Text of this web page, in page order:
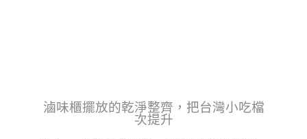
滷味櫃擺放的乾淨整齊，把台灣小吃檔
次提升